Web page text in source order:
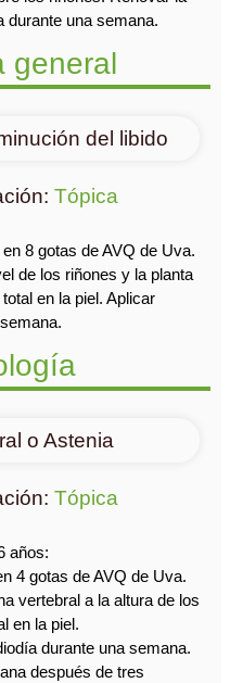
durante una semana.
general
del libido
Tópica
8 gotas de AVQ de Uva.
de los riñones y la planta
en la piel. Aplicar
o Astenia
Tópica
años:
4 gotas de AVQ de Uva.
vertebral a la altura de los
en la piel.
durante una semana.
después de tres